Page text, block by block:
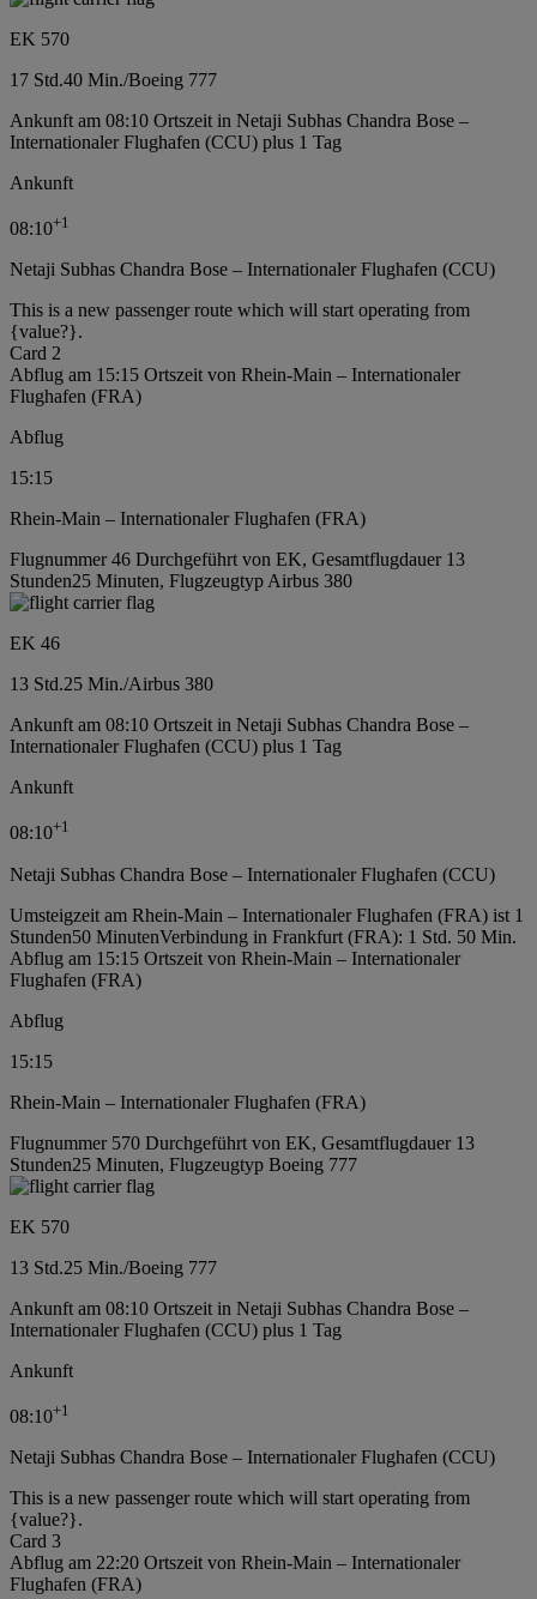
EK 570
17 Std.40 Min./Boeing 777
Ankunft am 08:10 Ortszeit in Netaji Subhas Chandra Bose –
Internationaler Flughafen (CCU) plus 1 Tag
Ankunft
08:10+1
Netaji Subhas Chandra Bose – Internationaler Flughafen (CCU)
This is a new passenger route which will start operating from
{value?}.
Card 2
Abflug am 15:15 Ortszeit von Rhein-Main – Internationaler
Flughafen (FRA)
Abflug
15:15
Rhein-Main – Internationaler Flughafen (FRA)
Flugnummer 46 Durchgeführt von EK, Gesamtflugdauer 13
Stunden25 Minuten, Flugzeugtyp Airbus 380
EK 46
13 Std.25 Min./Airbus 380
Ankunft am 08:10 Ortszeit in Netaji Subhas Chandra Bose –
Internationaler Flughafen (CCU) plus 1 Tag
Ankunft
08:10+1
Netaji Subhas Chandra Bose – Internationaler Flughafen (CCU)
Umsteigzeit am Rhein-Main – Internationaler Flughafen (FRA) ist 1
Stunden50 MinutenVerbindung in Frankfurt (FRA): 1 Std. 50 Min.
Abflug am 15:15 Ortszeit von Rhein-Main – Internationaler
Flughafen (FRA)
Abflug
15:15
Rhein-Main – Internationaler Flughafen (FRA)
Flugnummer 570 Durchgeführt von EK, Gesamtflugdauer 13
Stunden25 Minuten, Flugzeugtyp Boeing 777
EK 570
13 Std.25 Min./Boeing 777
Ankunft am 08:10 Ortszeit in Netaji Subhas Chandra Bose –
Internationaler Flughafen (CCU) plus 1 Tag
Ankunft
08:10+1
Netaji Subhas Chandra Bose – Internationaler Flughafen (CCU)
This is a new passenger route which will start operating from
{value?}.
Card 3
Abflug am 22:20 Ortszeit von Rhein-Main – Internationaler
Flughafen (FRA)